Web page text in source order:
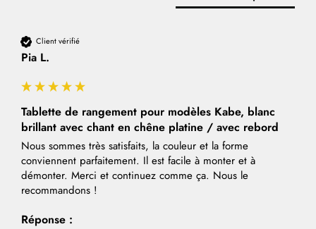
Client vérifié
Pia L.
Tablette de rangement pour modèles Kabe, blanc
brillant avec chant en chêne platine / avec rebord
Nous sommes très satisfaits, la couleur et la forme
conviennent parfaitement. Il est facile à monter et à
démonter. Merci et continuez comme ça. Nous le
recommandons !
Réponse :